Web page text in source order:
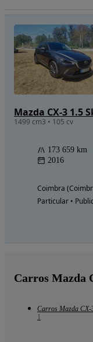
Mazda CX-3 1.5
1499 cm3 • 105 cv
173 659 km
2016
Coimbra
Particular •
Carros Mazda
Carros Mazda
1